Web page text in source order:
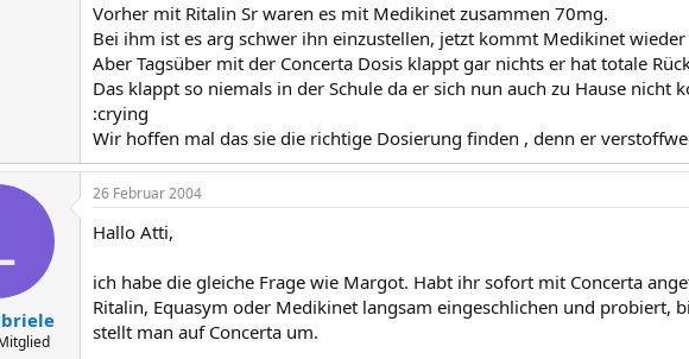
Vorher mit Ritalin Sr waren es mit Medikinet zusammen 70mg.
Bei ihm ist es arg schwer ihn einzustellen, jetzt kommt Medikinet
Aber Tagsüber mit der Concerta Dosis klappt gar nichts er hat totale
Das klappt so niemals in der Schule da er sich nun auch zu Hause nicht
:crying
Wir hoffen mal das sie die richtige Dosierung finden , denn er
26 Februar 2004
Hallo Atti,
ich habe die gleiche Frage wie Margot. Habt ihr sofort mit Concerta
Ritalin, Equasym oder Medikinet langsam eingeschlichen und probiert,
stellt man auf Concerta um.